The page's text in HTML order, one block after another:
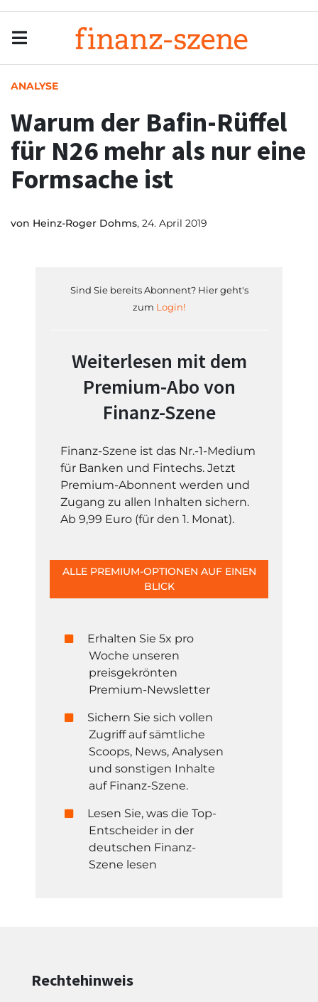
ANALYSE
Warum der Bafin-Rüffel
für N26 mehr als nur eine
Formsache ist
von Heinz-Roger Dohms, 24. April 2019
Sind Sie bereits Abonnent? Hier geht's
zum Login!
Weiterlesen mit dem
Premium-Abo von
Finanz-Szene
Finanz-Szene ist das Nr.-1-Medium
für Banken und Fintechs. Jetzt
Premium-Abonnent werden und
Zugang zu allen Inhalten sichern.
Ab 9,99 Euro (für den 1. Monat).
ALLE PREMIUM-OPTIONEN AUF EINEN
BLICK
Erhalten Sie 5x pro
Woche unseren
preisgekrönten
Premium-Newsletter
Sichern Sie sich vollen
Zugriff auf sämtliche
Scoops, News, Analysen
und sonstigen Inhalte
auf Finanz-Szene.
Lesen Sie, was die Top-
Entscheider in der
deutschen Finanz-
Szene lesen
Rechtehinweis